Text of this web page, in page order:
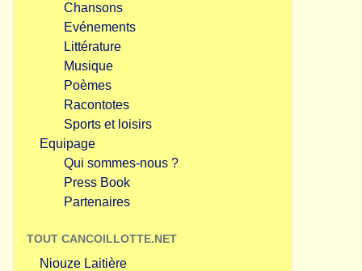
Chansons
Evénements
Littérature
Musique
Poèmes
Racontotes
Sports et loisirs
Equipage
Qui sommes-nous ?
Press Book
Partenaires
TOUT CANCOILLOTTE.NET
Niouze Laitière